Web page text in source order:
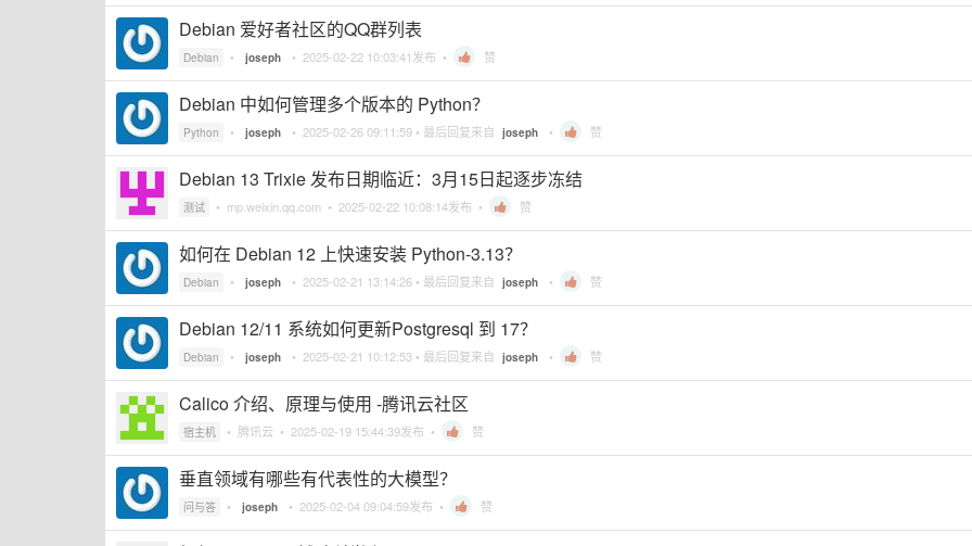
Debian 爱好者社区的QQ群列表
Debian • joseph • 2025-02-22 10:03:41发布 • 赞
Debian 中如何管理多个版本的 Python？
Python • joseph • 2025-02-26 09:11:59 • 最后回复来自 joseph • 赞
Debian 13 Trixie 发布日期临近：3月15日起逐步冻结
测试 • mp.weixin.qq.com • 2025-02-22 10:08:14发布 • 赞
如何在 Debian 12 上快速安装 Python-3.13？
Debian • joseph • 2025-02-21 13:14:26 • 最后回复来自 joseph • 赞
Debian 12/11 系统如何更新Postgresql 到 17？
Debian • joseph • 2025-02-21 10:12:53 • 最后回复来自 joseph • 赞
Calico 介绍、原理与使用 -腾讯云社区
宿主机 • 腾讯云 • 2025-02-19 15:44:39发布 • 赞
垂直领域有哪些有代表性的大模型？
问与答 • joseph • 2025-02-04 09:04:59发布 • 赞